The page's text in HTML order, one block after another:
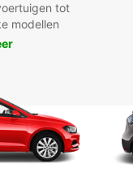
tot
modellen